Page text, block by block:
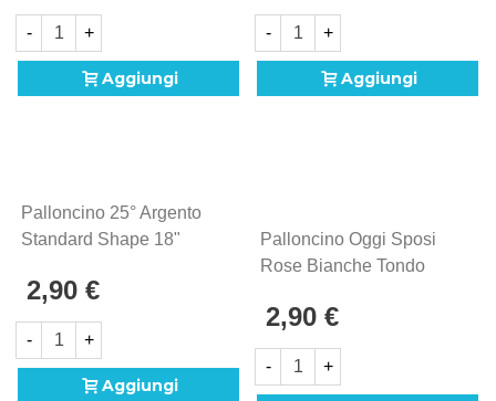
- +
Aggiungi
- +
Aggiungi
Palloncino 25° Argento
Standard Shape 18"
2,90 €
- +
Aggiungi
Palloncino Oggi Sposi
Rose Bianche Tondo
(45cm) In Mylar, 1pz.
2,90 €
- +